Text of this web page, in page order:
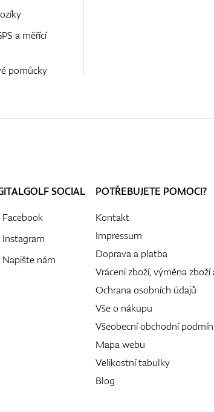
a měřící
pomůcky
SOCIAL
Facebook
Instagram
Napište nám
POTŘEBUJETE POMOCI?
Kontakt
Impressum
Doprava a platba
Vrácení zboží, výměna
Ochrana osobních údajů
Vše o nákupu
Všeobecní obchodní
Mapa webu
Velikostní tabulky
Blog